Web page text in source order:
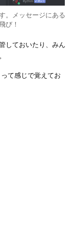
。メッセージにある
び！
しておいたり、みん
って感じで覚えてお